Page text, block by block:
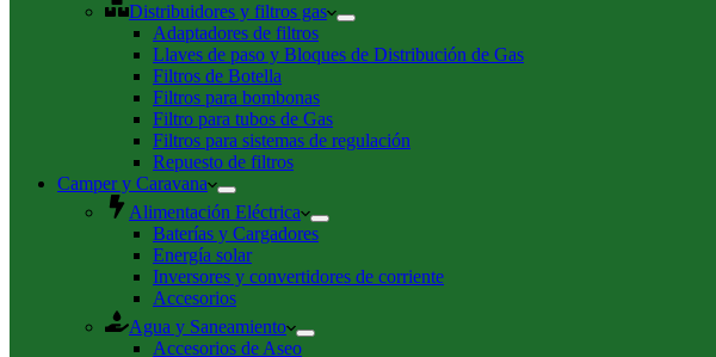
Distribuidores y filtros gas
Adaptadores de filtros
Llaves de paso y Bloques de Distribución de Gas
Filtros de Botella
Filtros para bombonas
Filtro para tubos de Gas
Filtros para sistemas de regulación
Repuesto de filtros
Camper y Caravana
Alimentación Eléctrica
Baterías y Cargadores
Energía solar
Inversores y convertidores de corriente
Accesorios
Agua y Saneamiento
Accesorios de Aseo